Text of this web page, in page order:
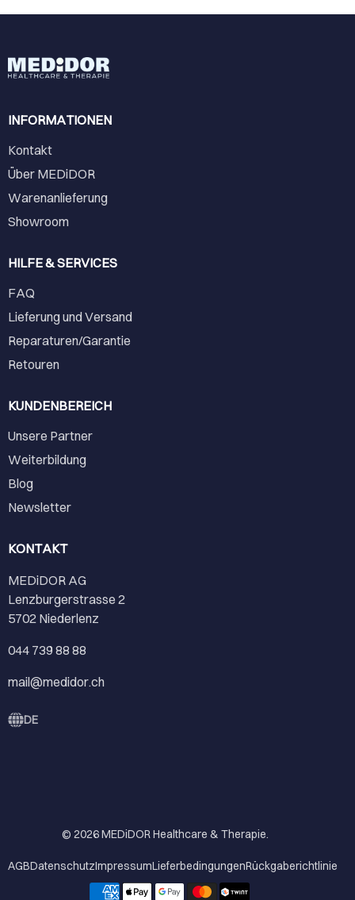
INFORMATIONEN
Kontakt
Über MEDiDOR
Warenanlieferung
Showroom
HILFE & SERVICES
FAQ
Lieferung und Versand
Reparaturen/Garantie
Retouren
KUNDENBEREICH
Unsere Partner
Weiterbildung
Blog
Newsletter
KONTAKT
MEDiDOR AG
Lenzburgerstrasse 2
5702 Niederlenz
044 739 88 88
mail@medidor.ch
DE
© 2026MEDiDOR Healthcare & Therapie.
AGBDatenschutzImpressumLieferbedingungenRückgaberichtlinie